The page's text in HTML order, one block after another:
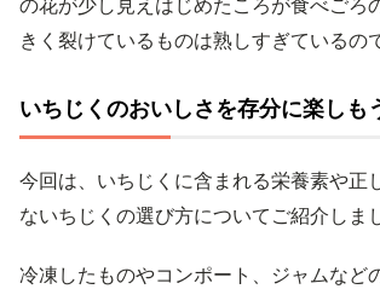
の花が少し見えはじめたころが食べごろ
きく裂けているものは熟しすぎているの
いちじくのおいしさを存分に楽しも
今回は、いちじくに含まれる栄養素や正
ないちじくの選び方についてご紹介しま
冷凍したものやコンポート、ジャムなど